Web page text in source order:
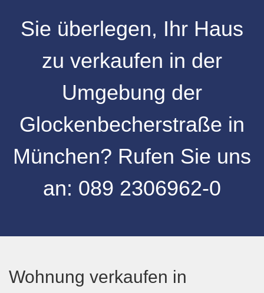
Sie überlegen, Ihr Haus
zu verkaufen in der
Umgebung der
Glockenbecherstraße in
München? Rufen Sie uns
an: 089 2306962-0
Wohnung verkaufen in